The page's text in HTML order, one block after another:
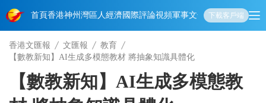
首頁香港神州 灣區人經濟國際評論視頻軍事文化 娛樂生活教育體
下載客戶端
香港文匯報 文匯報
教育
【數教新知】AI生成多模態教材 將抽象知識具體化
【數教新知】AI生成多模態教